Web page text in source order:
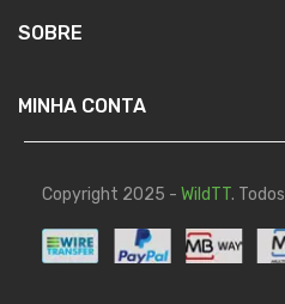
SOBRE
MINHA CONTA
Copyright 2025 - WildTT.